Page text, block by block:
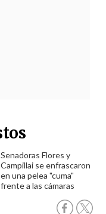
Senadoras Flores y
Campillai se enfrascaron
en una pelea "cuma"
frente a las cámaras